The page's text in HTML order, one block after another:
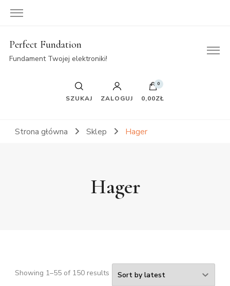
Perfect Fundation
Fundament Twojej elektroniki!
SZUKAJ ZALOGUJ
0
0,00ZŁ
Strona główna Sklep Hager
Hager
Showing 1–55 of 150 results